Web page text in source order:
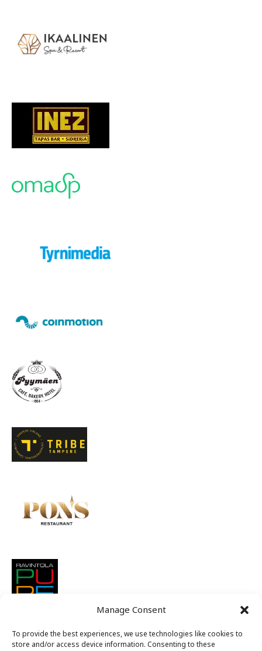
Manage Consent
To provide the best experiences, we use technologies like cookies to
store and/or access device information. Consenting to these